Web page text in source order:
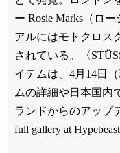
ー Rosie Marks（ロ
アルにはモトクロス
されている。〈
イテムは、4月14日
ムの詳細や日本国内
ランドからのアップ
full gallery at